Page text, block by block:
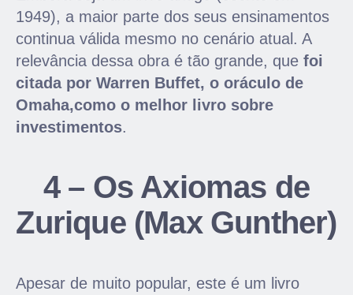
1949), a maior parte dos seus ensinamentos
continua válida mesmo no cenário atual. A
relevância dessa obra é tão grande, que foi
citada por Warren Buffet, o oráculo de
Omaha,como o melhor livro sobre
investimentos.
4 – Os Axiomas de
Zurique (Max Gunther)
Apesar de muito popular, este é um livro